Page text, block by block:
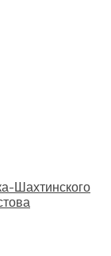
Шахтинского